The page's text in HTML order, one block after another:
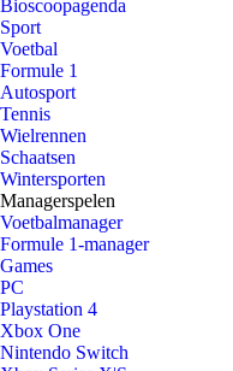
Bioscoopagenda
Sport
Voetbal
Formule 1
Autosport
Tennis
Wielrennen
Schaatsen
Wintersporten
Managerspelen
Voetbalmanager
Formule 1-manager
Games
PC
Playstation 4
Xbox One
Nintendo Switch